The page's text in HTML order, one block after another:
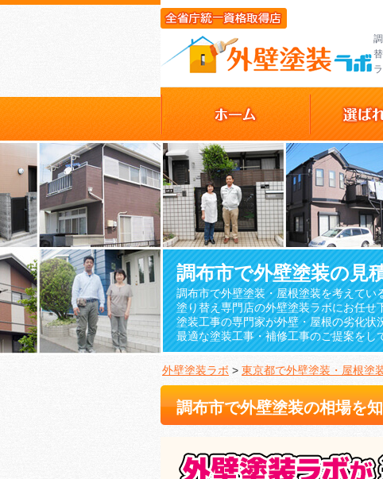
調布市で外壁塗装の見
調布市で外壁塗装・屋根塗装を考えてい
塗り替え専門店の外壁塗装ラボにお任せ
塗装工事の専門家が外壁・屋根の劣化状
最適な塗装工事・補修工事のご提案をし
外壁塗装ラボ > 東京都で外壁塗装・屋根塗
調布市で外壁塗装の相場を